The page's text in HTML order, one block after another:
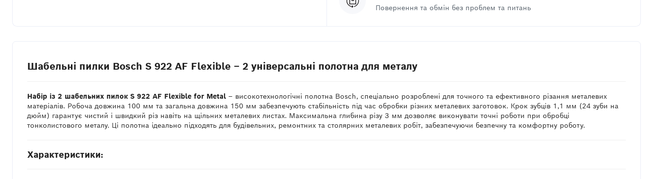
Повернення та обмін без проблем та питань
Шабельні пилки Bosch S 922 AF Flexible – 2 універсальні полотна для металу
Набір із 2 шабельних пилок S 922 AF Flexible for Metal – високотехнологічні полотна Bosch, спеціально розроблені для точного та ефективного різання металевих
матеріалів. Робоча довжина 100 мм та загальна довжина 150 мм забезпечують стабільність під час обробки різних металевих заготовок. Крок зубців 1,1 мм (24 зуби на
дюйм) гарантує чистий і швидкий різ навіть на щільних металевих листах. Максимальна глибина різу 3 мм дозволяє виконувати точні роботи при обробці
тонколистового металу. Ці полотна ідеально підходять для будівельних, ремонтних та столярних металевих робіт, забезпечуючи безпечну та комфортну роботу.
Характеристики: